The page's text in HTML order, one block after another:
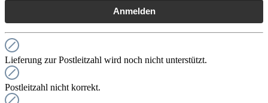
Anmelden
Lieferung zur Postleitzahl wird noch nicht unterstützt.
Postleitzahl nicht korrekt.